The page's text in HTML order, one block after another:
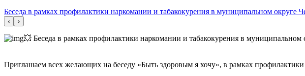
Беседа в рамках профилактики наркомании и табакокурения в муниципальном округе
‹ ›
💥 Беседа в рамках профилактики наркомании и табакокурения в муниципальном
Приглашаем всех желающих на беседу «Быть здоровым я хочу», в рамках